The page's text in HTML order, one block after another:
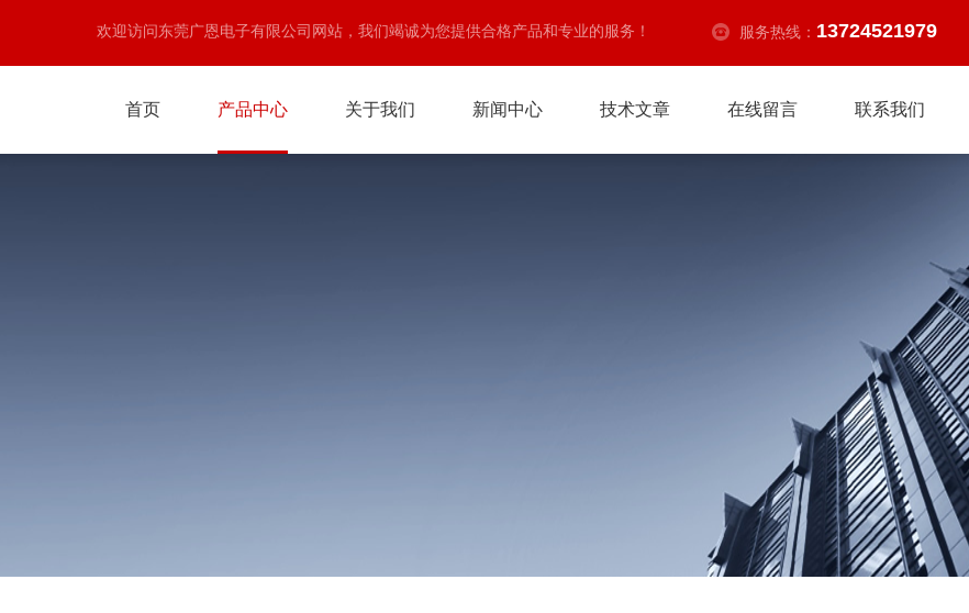
欢迎访问东莞广恩电子有限公司网站，我们竭诚为您提供合格产品和专业的服务！ 服务热线： 13724521979
首页 产品中心 关于我们 新闻中心 技术文章 在线留言 联系我们